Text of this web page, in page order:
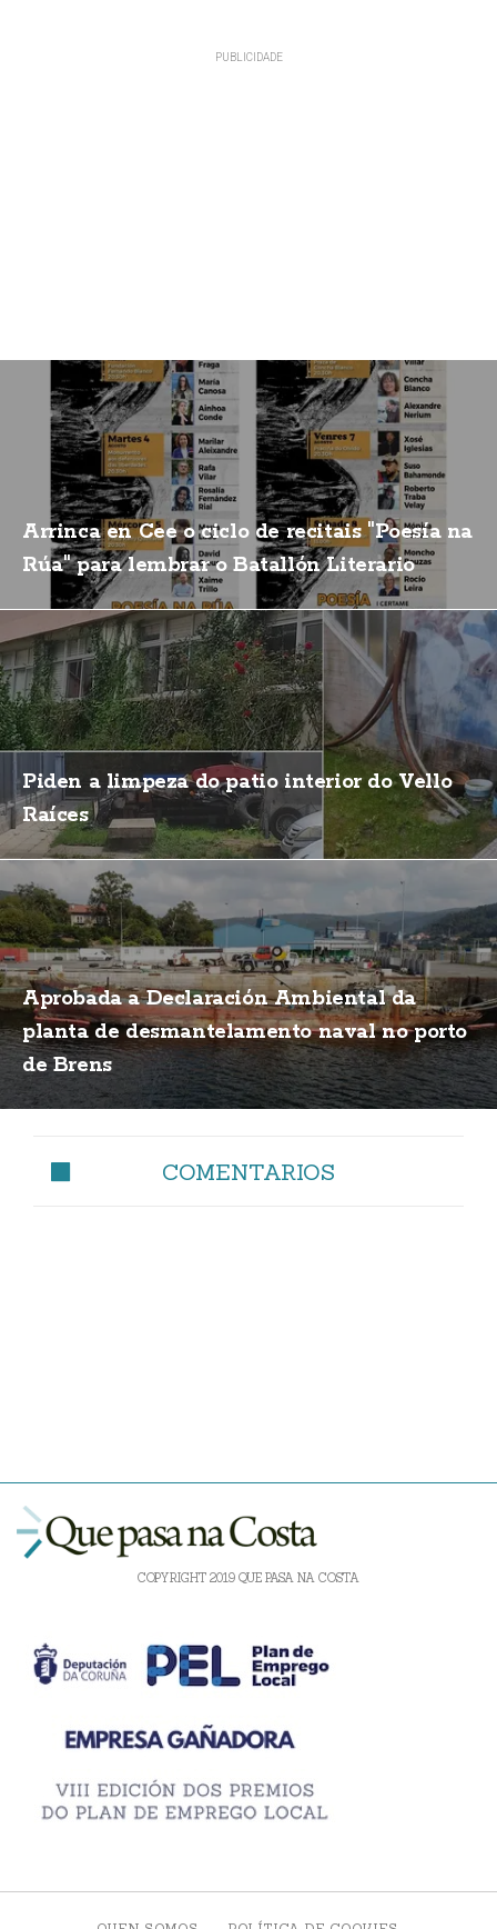
Arrinca en Cee o ciclo de recitais "Poesía na
Rúa" para lembrar o Batallón Literario
Piden a limpeza do patio interior do Vello
Raíces
Aprobada a Declaración Ambiental da
planta de desmantelamento naval no porto
de Brens
COMENTARIOS
COPYRIGHT 2019 QUE PASA NA COSTA